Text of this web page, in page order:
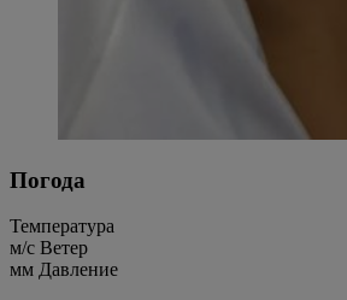
Погода
Температура
м/c Ветер
мм Давление